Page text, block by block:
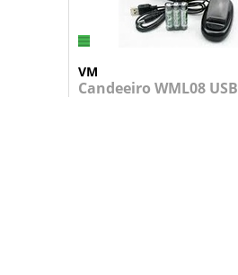
VM
Candeeiro WML08 USB